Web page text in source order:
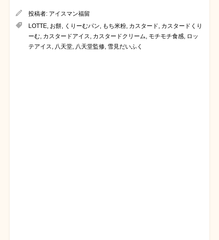
投稿者: アイスマン福留
LOTTE お餅 くりーむパン もち米粉 カスタード カスタードくり
ーむ カスタードアイス カスタードクリーム モチモチ食感 ロッ
テアイス
八天堂 八天堂監修 雪見だいふく